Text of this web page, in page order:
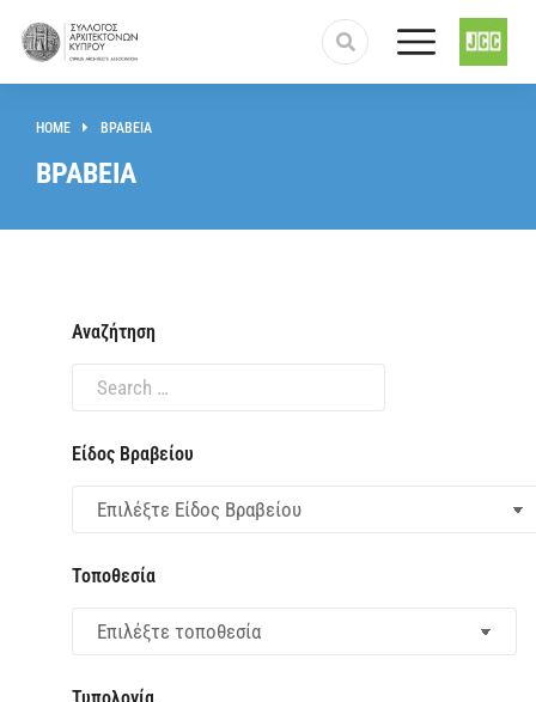
You are here:
HOME ΒΡΑΒΕΙΑ
ΒΡΑΒΕΙΑ
Αναζήτηση
Είδος Βραβείου
Τοποθεσία